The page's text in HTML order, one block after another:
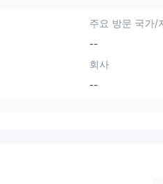
주요 방문 국가/
--
회사
--